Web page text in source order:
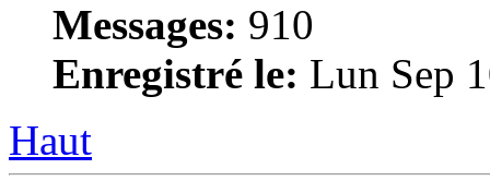
Messages: 910
Enregistré le: Lun Sep
Haut